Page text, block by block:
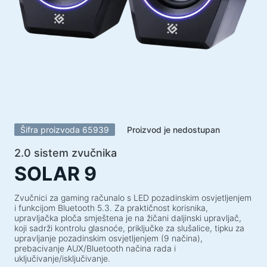
Zvučnički sustavi
Zvučnički sustavi 5.1
Gramofoni
Zvučnički sustavi 1.0
Serija opreme za igre
Gaming volani
Stolice za igre
Kombinacije za igre
Gaming zvučnici
Šifra proizvoda 65939 Proizvod je nedostupan
2.0 sistem zvučnika
SOLAR 9
Zvučnici za gaming računalo s LED pozadinskim osvjetljenjem
i funkcijom Bluetooth 5.3. Za praktičnost korisnika,
upravljačka ploča smještena je na žičani daljinski upravljač,
koji sadrži kontrolu glasnoće, priključke za slušalice, tipku za
upravljanje pozadinskim osvjetljenjem (9 načina),
prebacivanje AUX/Bluetooth načina rada i
uključivanje/isključivanje.